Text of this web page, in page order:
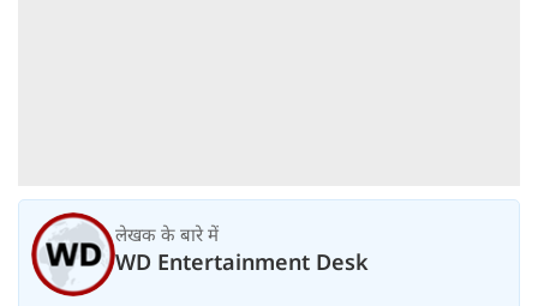
लेखक के बारे में
WD Entertainment Desk